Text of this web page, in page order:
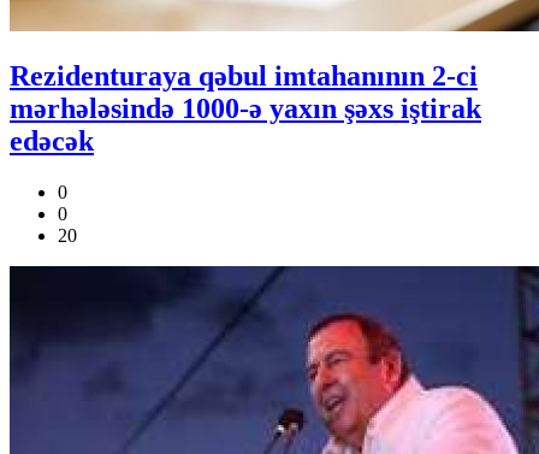
Rezidenturaya qəbul imtahanının 2-ci
mərhələsində 1000-ə yaxın şəxs iştirak
edəcək
0
0
20